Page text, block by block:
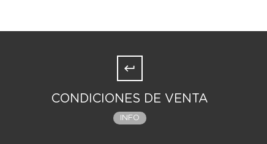
CONDICIONES DE VENTA
INFO